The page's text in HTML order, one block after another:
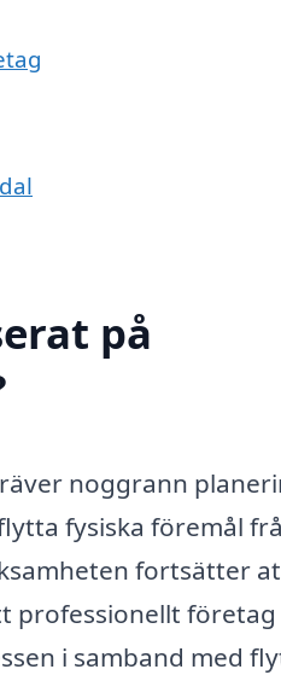
på
noggrann
fysiska föremål
fortsätter
professionellt företag
i samband med